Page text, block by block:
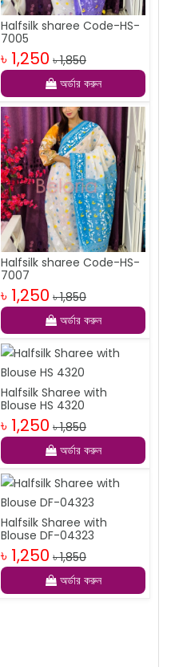
Halfsilk sharee Code-HS-
7005
৳ 1,250 ৳ 1,850
অর্ডার করুন
Halfsilk sharee Code-HS-
7007
৳ 1,250 ৳ 1,850
অর্ডার করুন
Halfsilk Sharee with
Blouse HS 4320
৳ 1,250 ৳ 1,850
অর্ডার করুন
Halfsilk Sharee with
Blouse DF-04323
৳ 1,250 ৳ 1,850
অর্ডার করুন